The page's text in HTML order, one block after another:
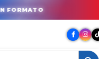
FORMATO